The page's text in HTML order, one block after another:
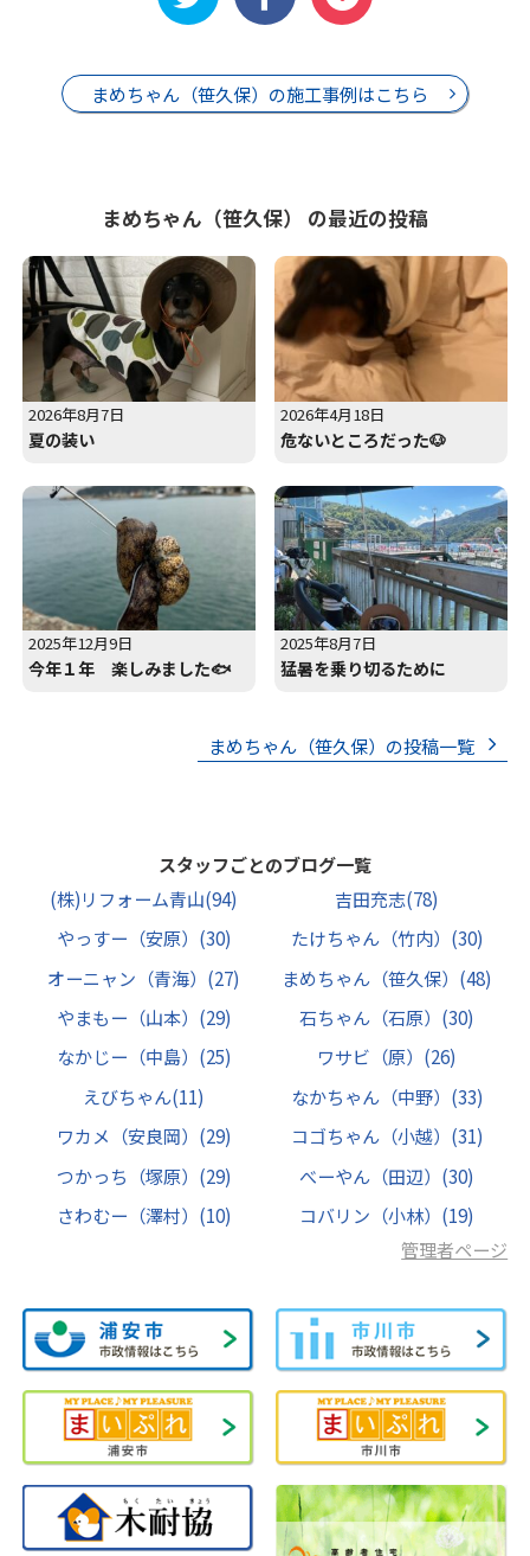
まめちゃん（笹久保）の施工事例はこちら
まめちゃん（笹久保） の最近の投稿
2026年8月7日
夏の装い
2026年4月18日
危ないところだった🐶
2025年12月9日
今年１年 楽しみました🐟
2025年8月7日
猛暑を乗り切るために
まめちゃん（笹久保）の投稿一覧
スタッフごとのブログ一覧
(株)リフォーム青山(94) 吉田充志(78)
やっすー（安原） (30) たけちゃん（竹内） (30)
オーニャン（青海） (27) まめちゃん（笹久保） (48)
やまもー（山本） (29) 石ちゃん（石原） (30)
なかじー（中島） (25) ワサビ（原） (26)
えびちゃん(11) なかちゃん（中野） (33)
ワカメ（安良岡） (29) コゴちゃん（小越） (31)
つかっち（塚原） (29) べーやん（田辺） (30)
さわむー（澤村） (10) コバリン（小林） (19)
管理者ページ